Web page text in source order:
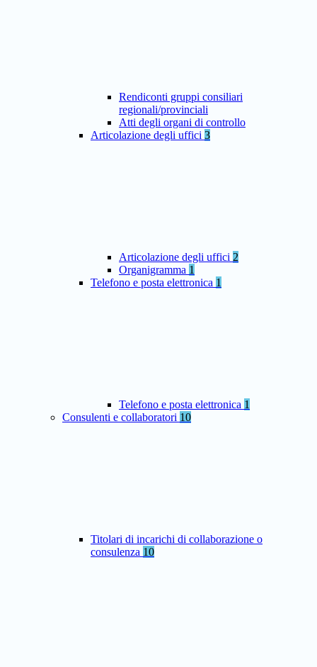
Rendiconti gruppi consiliari
regionali/provinciali
Atti degli organi di controllo
Articolazione degli uffici 3
Articolazione degli uffici 2
Organigramma 1
Telefono e posta elettronica 1
Telefono e posta elettronica 1
Consulenti e collaboratori 10
Titolari di incarichi di collaborazione o
consulenza 10